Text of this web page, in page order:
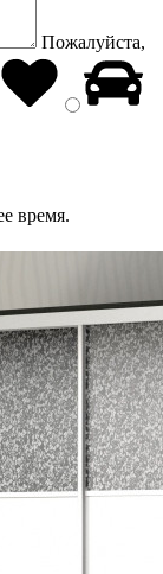
Пожалуйста,
время.